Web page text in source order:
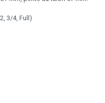
3/4, Full)